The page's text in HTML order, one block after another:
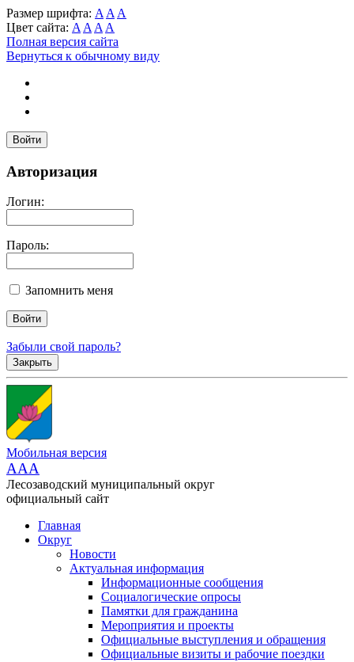
Размер шрифта: A A A
Цвет сайта: A A A A
Полная версия сайта
Вернуться к обычному виду
Войти
Авторизация
Логин:
Пароль:
Запомнить меня
Забыли свой пароль?
Закрыть
Мобильная версия
AAA
Лесозаводский муниципальный округ
официальный сайт
Главная
Округ
Новости
Актуальная информация
Информационные сообщения
Социалогические опросы
Памятки для гражданина
Мероприятия и проекты
Официальные выступления и обращения
Официальные визиты и рабочие поездки